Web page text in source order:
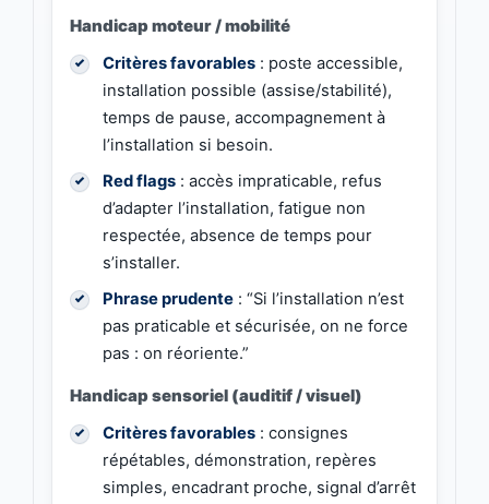
Handicap moteur / mobilité
Critères favorables : poste accessible,
installation possible (assise/stabilité),
temps de pause, accompagnement à
l’installation si besoin.
Red flags : accès impraticable, refus
d’adapter l’installation, fatigue non
respectée, absence de temps pour
s’installer.
Phrase prudente : “Si l’installation n’est
pas praticable et sécurisée, on ne force
pas : on réoriente.”
Handicap sensoriel (auditif / visuel)
Critères favorables : consignes
répétables, démonstration, repères
simples, encadrant proche, signal d’arrêt